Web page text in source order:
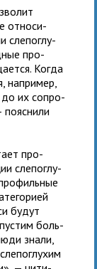
отно­си­
сле­по­глу­
про­
Когда
напри­мер,
до их сопро­
пояс­нили
про­
сле­по­глу­
будут
боль­
знали,